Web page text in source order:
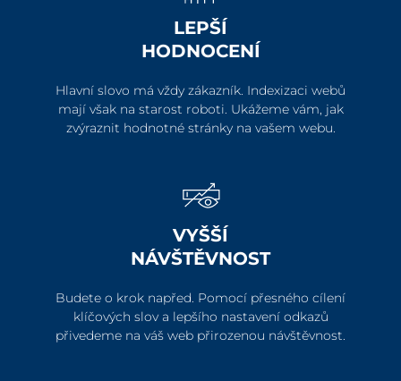
LEPŠÍ
HODNOCENÍ
Hlavní slovo má vždy zákazník. Indexizaci webů
mají však na starost roboti. Ukážeme vám, jak
zvýraznit hodnotné stránky na vašem webu.
VYŠŠÍ
NÁVŠTĚVNOST
Budete o krok napřed. Pomocí přesného cílení
klíčových slov a lepšího nastavení odkazů
přivedeme na váš web přirozenou návštěvnost.